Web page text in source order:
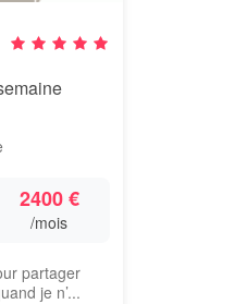
2400 €
/mois
partager
je n’...